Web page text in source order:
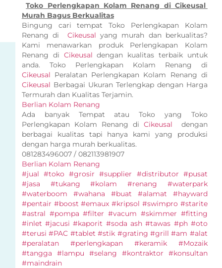
Toko Perlengkapan Kolam Renang di Cikeusal
Murah Bagus Berkualitas
Bingung cari tempat Toko Perlengkapan Kolam
Renang di Cikeusal yang murah dan berkualitas?
Kami menawarkan produk Perlengkapan Kolam
Renang di Cikeusal dengan kualitas terbaik untuk
anda. Toko Perlengkapan Kolam Renang di
Cikeusal Peralatan Perlengkapan Kolam Renang di
Cikeusal Berbagai Ukuran Terlengkap dengan Harga
Termurah dan Kualitas Terjamin.
Berlian Kolam Renang
Ada banyak Tempat atau Toko yang Toko
Perlengkapan Kolam Renang di Cikeusal
dengan
berbagai kualitas tapi hanya kami yang produksi
dengan harga murah berkualitas.
081283496007 / 082113981907
Berlian Kolam Renang
#jual #toko #grosir #supplier #distributor #pusat
#jasa #tukang #kolam #renang #waterpark
#waterboom #wahana #buat #alamat #hayward
#pentair #boost #emaux #kripsol #swimpro #starite
#astral #pompa #filter #vacum #skimmer #fitting
#inlet #jacusi #kaporit #soda ash #tawas #ph #oto
#terusi #PAC #tablet #stik #grating #grill #am #alat
#peralatan #perlengkapan #keramik #Mozaik
#tangga #lampu #selang #kontraktor #konsultan
#maindrain